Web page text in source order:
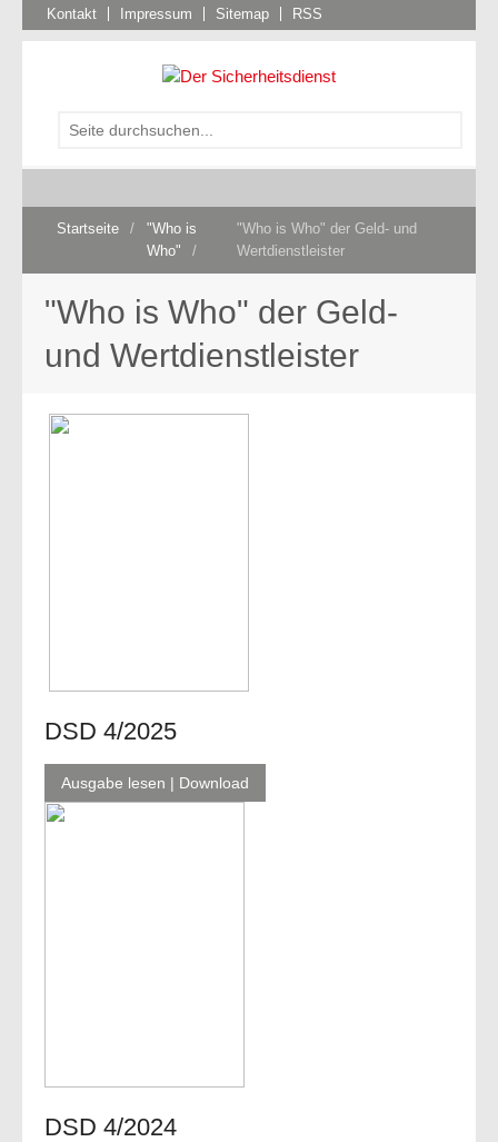
Kontakt Impressum Sitemap RSS
Startseite /
"Who is
Who"
/
"Who is Who" der Geld- und
Wertdienstleister
"Who is Who" der Geld-
und Wertdienstleister
DSD 4/2025
Ausgabe lesen | Download
DSD 4/2024